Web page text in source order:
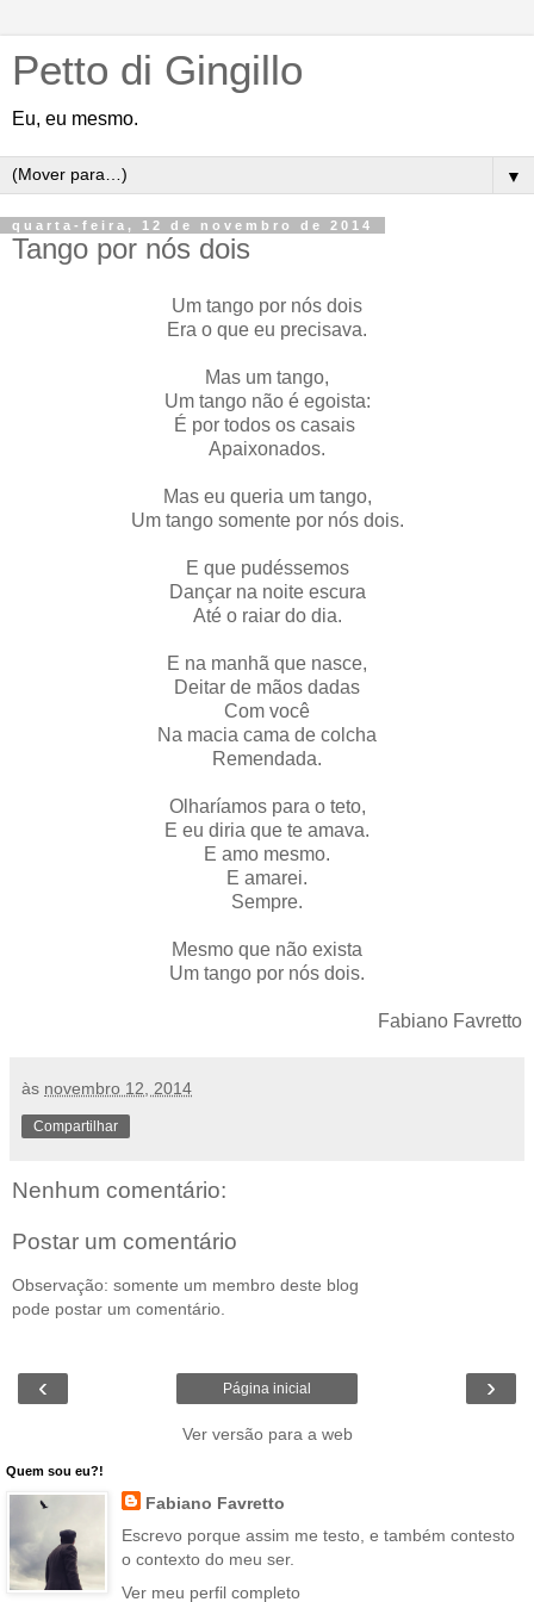
Petto di Gingillo
Eu, eu mesmo.
▼
quarta-feira, 12 de novembro de 2014
Tango por nós dois
Um tango por nós dois
Era o que eu precisava.
Mas um tango,
Um tango não é egoista:
É por todos os casais
Apaixonados.
Mas eu queria um tango,
Um tango somente por nós dois.
E que pudéssemos
Dançar na noite escura
Até o raiar do dia.
E na manhã que nasce,
Deitar de mãos dadas
Com você
Na macia cama de colcha
Remendada.
Olharíamos para o teto,
E eu diria que te amava.
E amo mesmo.
E amarei.
Sempre.
Mesmo que não exista
Um tango por nós dois.
Fabiano Favretto
às novembro 12, 2014
Compartilhar
Nenhum comentário:
Postar um comentário
Observação: somente um membro deste blog
pode postar um comentário.
‹ ›
Página inicial
Ver versão para a web
Quem sou eu?!
Fabiano Favretto
Escrevo porque assim me testo, e também contesto
o contexto do meu ser.
Ver meu perfil completo